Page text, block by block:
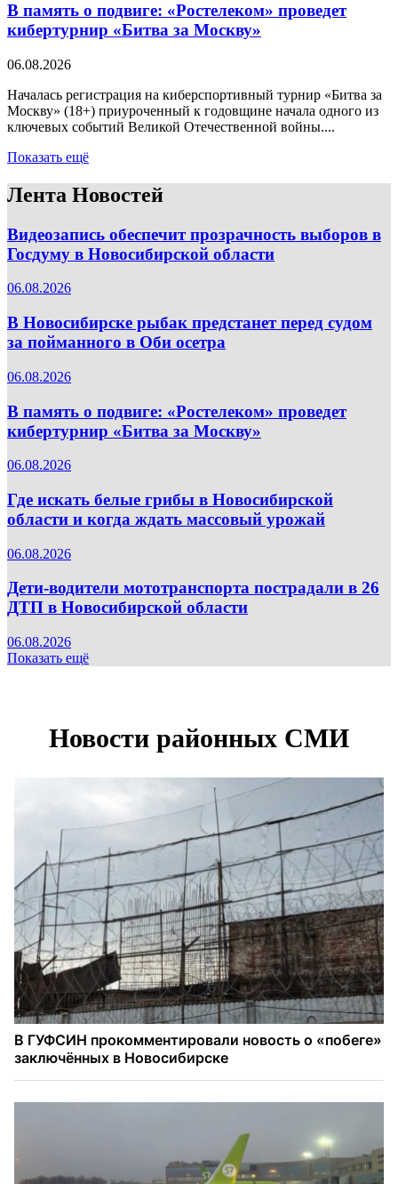
В память о подвиге: «Ростелеком» проведет
кибертурнир «Битва за Москву»
06.08.2026
Началась регистрация на киберспортивный турнир «Битва за
Москву» (18+) приуроченный к годовщине начала одного из
ключевых событий Великой Отечественной войны....
Показать ещё
Лента Новостей
Видеозапись обеспечит прозрачность выборов в
Госдуму в Новосибирской области
06.08.2026
В Новосибирске рыбак предстанет перед судом
за пойманного в Оби осетра
06.08.2026
В память о подвиге: «Ростелеком» проведет
кибертурнир «Битва за Москву»
06.08.2026
Где искать белые грибы в Новосибирской
области и когда ждать массовый урожай
06.08.2026
Дети-водители мототранспорта пострадали в 26
ДТП в Новосибирской области
06.08.2026
Показать ещё